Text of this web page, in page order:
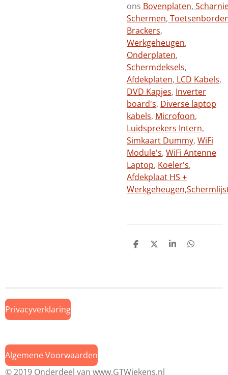
ons Bovenplaten,
Schermen,
Brackers,
Werkgeheugen,
Onderplaten,
Schermdeksels,
Afdekplaten, LCD Kabels,
DVD Kapjes, Inverter
board's, Diverse laptop
kabels, Microfoon,
Luidsprekers Intern,
Simkaart Dummy, WiFi
Module's, WiFi Antenne
Laptop, Koeler's,
Afdekplaat HS +
Werkgeheugen,
D
D
S
D
Privacyverklaring
Algemene Voorwaarden
© 2019 Onderdeel van www.GTWiekens.nl